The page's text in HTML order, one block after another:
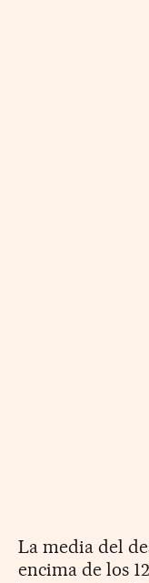
La media del
encima de los